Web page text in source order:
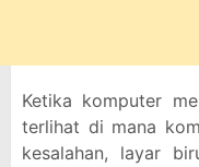
Ketika komputer
terlihat di mana
kesalahan, layar